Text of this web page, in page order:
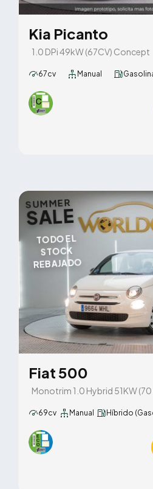
Kia Picanto
1.0 DPi 49kW (67CV) Concept
67cv Manual
SUMMER
SALE
TODO EL
STOCK
REBAJADO
Fiat 500
Monotrim 1.0 Hybrid 51KW (70
69cv Manual Híbrido